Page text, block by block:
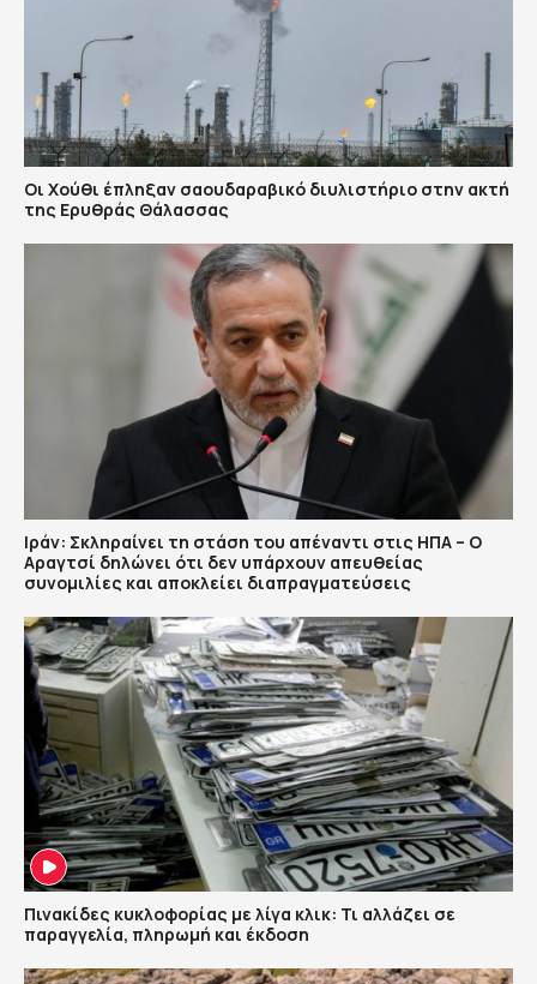
Οι Χούθι έπληξαν σαουδαραβικό διυλιστήριο στην ακτή
της Ερυθράς Θάλασσας
Ιράν: Σκληραίνει τη στάση του απέναντι στις ΗΠΑ – Ο
Αραγτσί δηλώνει ότι δεν υπάρχουν απευθείας
συνομιλίες και αποκλείει διαπραγματεύσεις
Πινακίδες κυκλοφορίας με λίγα κλικ: Τι αλλάζει σε
παραγγελία, πληρωμή και έκδοση